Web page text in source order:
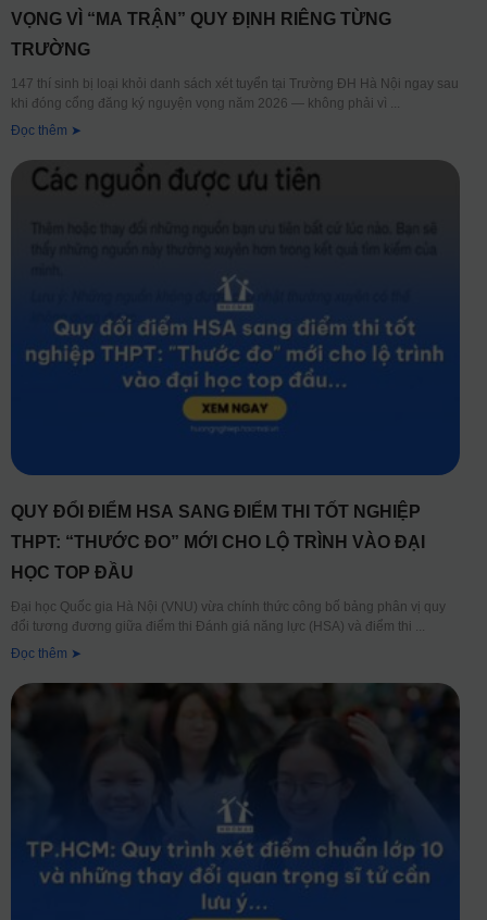
VỌNG VÌ “MA TRẬN” QUY ĐỊNH RIÊNG TỪNG
TRƯỜNG
147 thí sinh bị loại khỏi danh sách xét tuyển tại Trường ĐH Hà Nội ngay sau
khi đóng cổng đăng ký nguyện vọng năm 2026 — không phải vì
Đọc thêm ➤
QUY ĐỔI ĐIỂM HSA SANG ĐIỂM THI TỐT NGHIỆP
THPT: “THƯỚC ĐO” MỚI CHO LỘ TRÌNH VÀO ĐẠI
HỌC TOP ĐẦU
Đại học Quốc gia Hà Nội (VNU) vừa chính thức công bố bảng phân vị quy
đổi tương đương giữa điểm thi Đánh giá năng lực (HSA) và điểm thi
Đọc thêm ➤